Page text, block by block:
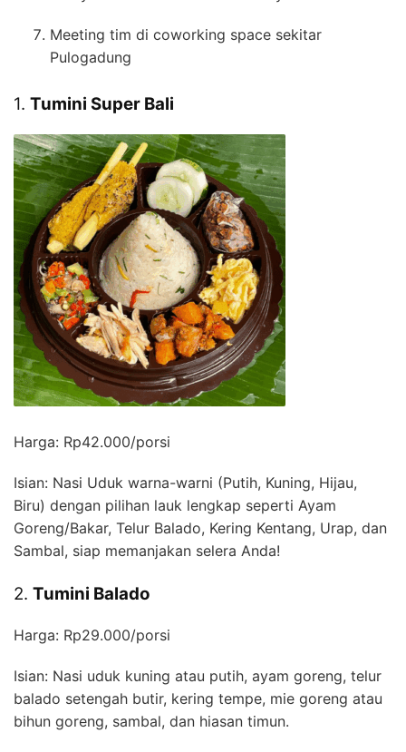
Meeting tim di coworking space sekitar
Pulogadung
1. Tumini Super Bali
Harga: Rp42.000/porsi
Isian: Nasi Uduk warna-warni (Putih, Kuning, Hijau,
Biru) dengan pilihan lauk lengkap seperti Ayam
Goreng/Bakar, Telur Balado, Kering Kentang, Urap, dan
Sambal, siap memanjakan selera Anda!
2. Tumini Balado
Harga: Rp29.000/porsi
Isian: Nasi uduk kuning atau putih, ayam goreng, telur
balado setengah butir, kering tempe, mie goreng atau
bihun goreng, sambal, dan hiasan timun.